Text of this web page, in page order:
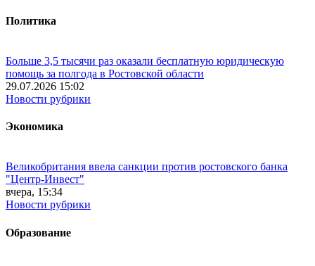
Политика
Больше 3,5 тысячи раз оказали бесплатную юридическую
помощь за полгода в Ростовской области
29.07.2026 15:02
Новости рубрики
Экономика
Великобритания ввела санкции против ростовского банка
"Центр-Инвест"
вчера, 15:34
Новости рубрики
Образование